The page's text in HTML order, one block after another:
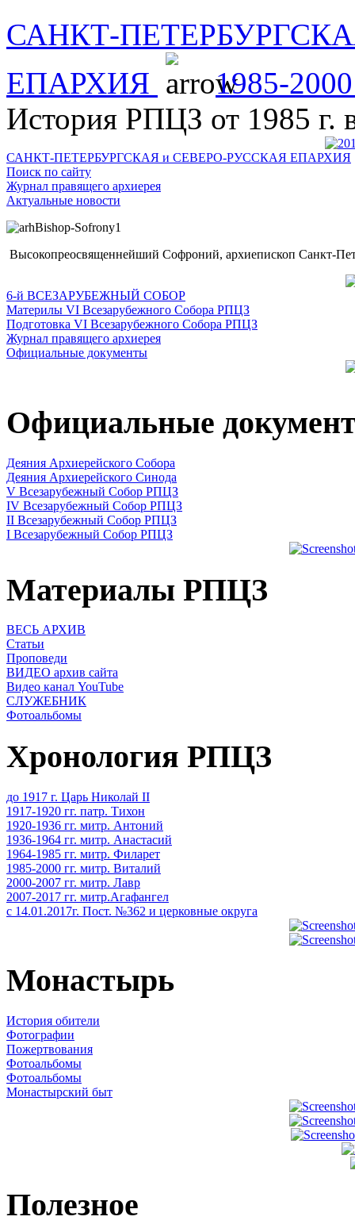
САНКТ-
ЕПАРХИЯ
1985-
История РПЦЗ от 1985 г.
САНКТ-ПЕТЕРБУРГСКАЯ и СЕВЕРО-РУССКАЯ ЕПАРХИЯ
Поиск по сайту
Журнал правящего архиерея
Актуальные новости
Высокопреосвященнейший Софроний, архиепископ Санкт-
6-й ВСЕЗАРУБЕЖНЫЙ СОБОР
Материлы VI Всезарубежного Собора РПЦЗ
Подготовка VI Всезарубежного Собора РПЦЗ
Журнал правящего архиерея
Официальные документы
Официальные
Деяния Архиерейского Собора
Деяния Архиерейского Синода
V Всезарубежный Собор РПЦЗ
IV Всезарубежный Собор РПЦЗ
II Всезарубежный Собор РПЦЗ
I Всезарубежный Собор РПЦЗ
Материалы РПЦЗ
ВЕСЬ АРХИВ
Статьи
Проповеди
ВИДЕО архив сайта
Видео канал YouTube
СЛУЖЕБНИК
Фотоальбомы
Хронология РПЦЗ
до 1917 г. Царь Николай II
1917-1920 гг. патр. Тихон
1920-1936 гг. митр. Антоний
1936-1964 гг. митр. Анастасий
1964-1985 гг. митр. Филарет
1985-2000 гг. митр. Виталий
2000-2007 гг. митр. Лавр
2007-2017 гг. митр.Агафангел
с 14.01.2017г. Пост. №362 и церковные округа
Монастырь
История обители
Фотографии
Пожертвования
Фотоальбомы
Фотоальбомы
Монастырский быт
Полезное